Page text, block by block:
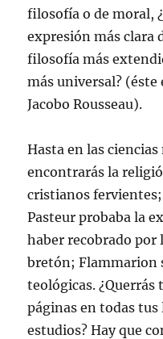
filosofía o de moral,
expresión más clara
filosofía más
más universal? (éste
Jacobo Rousseau).
Hasta en las
encontrarás la
cristianos
Pasteur probaba la
haber recobrado por
bretón; Flammarion
teológicas.
páginas en todas
estudios? Hay que